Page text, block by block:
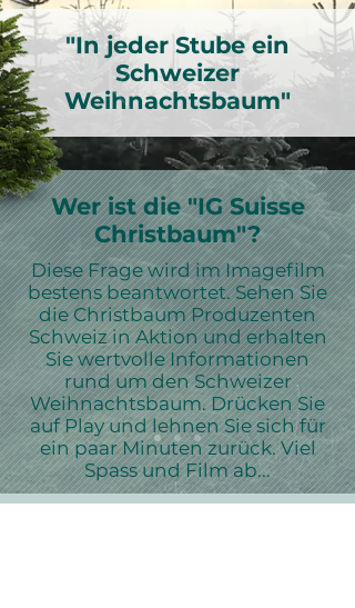
"In jeder Stube ein
Schweizer
Weihnachtsbaum"
Wer ist die "IG Suisse
Christbaum"?
Diese Frage wird im Imagefilm
bestens beantwortet. Sehen Sie
die Christbaum Produzenten
Schweiz in Aktion und erhalten
Sie wertvolle Informationen
rund um den Schweizer
Weihnachtsbaum. Drücken Sie
auf Play und lehnen Sie sich für
ein paar Minuten zurück. Viel
Spass und Film ab...